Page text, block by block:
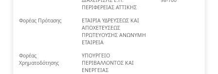
ΠΕΡΙΦΕΡΕΙΑΣ ΑΤΤΙΚΗΣ
Φορέας Πρότασης
ΕΤΑΙΡΙΑ ΥΔΡΕΥΣΕΩΣ ΚΑΙ
ΑΠΟΧΕΤΕΥΣΕΩΣ
ΠΡΩΤΕΥΟΥΣΗΣ ΑΝΩΝΥΜΗ
ΕΤΑΙΡΕΙΑ
Φορέας
Χρηματοδότησης
ΥΠΟΥΡΓΕΙΟ
ΠΕΡΙΒΑΛΛΟΝΤΟΣ ΚΑΙ
ΕΝΕΡΓΕΙΑΣ